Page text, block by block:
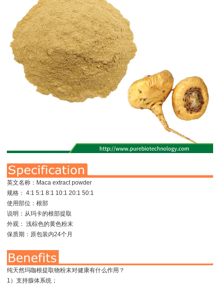
英文名称：Maca extract powder
规格： 4:1 5:1 8:1 10:1 20:1 50:1
使用部位：根部
说明：从玛卡的根部提取
外观： 浅棕色的黄色粉末
保质期：原包装内24个月
纯天然玛咖根提取物粉末对健康有什么作用？
1）支持腺体系统；